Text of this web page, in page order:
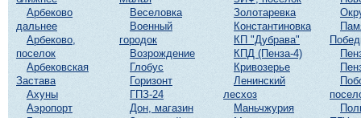
Арбеково
дальнее
Арбеково,
поселок
Арбековская
Застава
Ахуны
Аэропорт
Веселовка
Военный
городок
Возрождение
Глобус
Горизонт
ГПЗ-24
Дон, магазин
Золотаревка
Константиновка
КП "Дубрава"
КПД (Пенза-4)
Кривозерье
Ленинский
лесхоз
Маньчжурия